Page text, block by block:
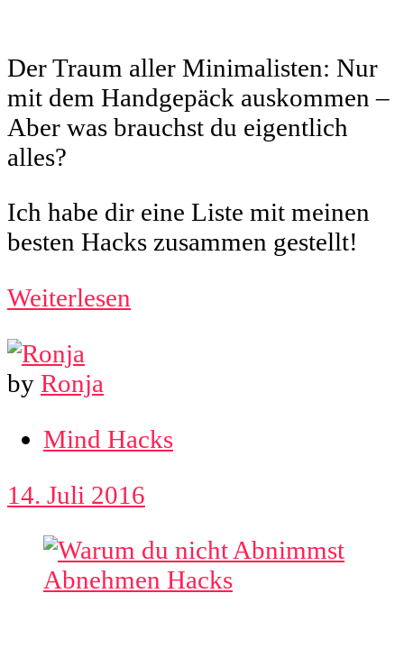
Der Traum aller Minimalisten: Nur
mit dem Handgepäck auskommen –
Aber was brauchst du eigentlich
alles?
Ich habe dir eine Liste mit meinen
besten Hacks zusammen gestellt!
Weiterlesen
by Ronja
Mind Hacks
14. Juli 2016